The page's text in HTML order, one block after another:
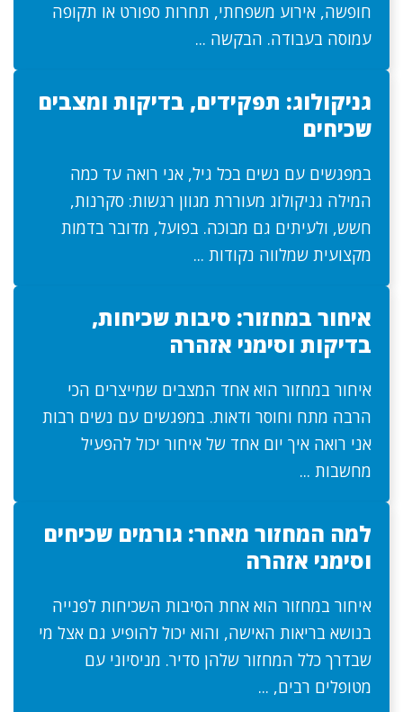
חופשה, אירוע משפחתי, תחרות ספורט או תקופה
עמוסה בעבודה. הבקשה ...
גניקולוג: תפקידים, בדיקות ומצבים
שכיחים
במפגשים עם נשים בכל גיל, אני רואה עד כמה
המילה גניקולוג מעוררת מגוון רגשות: סקרנות,
חשש, ולעיתים גם מבוכה. בפועל, מדובר בדמות
מקצועית שמלווה נקודות ...
איחור במחזור: סיבות שכיחות,
בדיקות וסימני אזהרה
איחור במחזור הוא אחד המצבים שמייצרים הכי
הרבה מתח וחוסר ודאות. במפגשים עם נשים רבות
אני רואה איך יום אחד של איחור יכול להפעיל
מחשבות ...
למה המחזור מאחר: גורמים שכיחים
וסימני אזהרה
איחור במחזור הוא אחת הסיבות השכיחות לפנייה
בנושא בריאות האישה, והוא יכול להופיע גם אצל מי
שבדרך כלל המחזור שלהן סדיר. מניסיוני עם
מטופלים רבים, ...